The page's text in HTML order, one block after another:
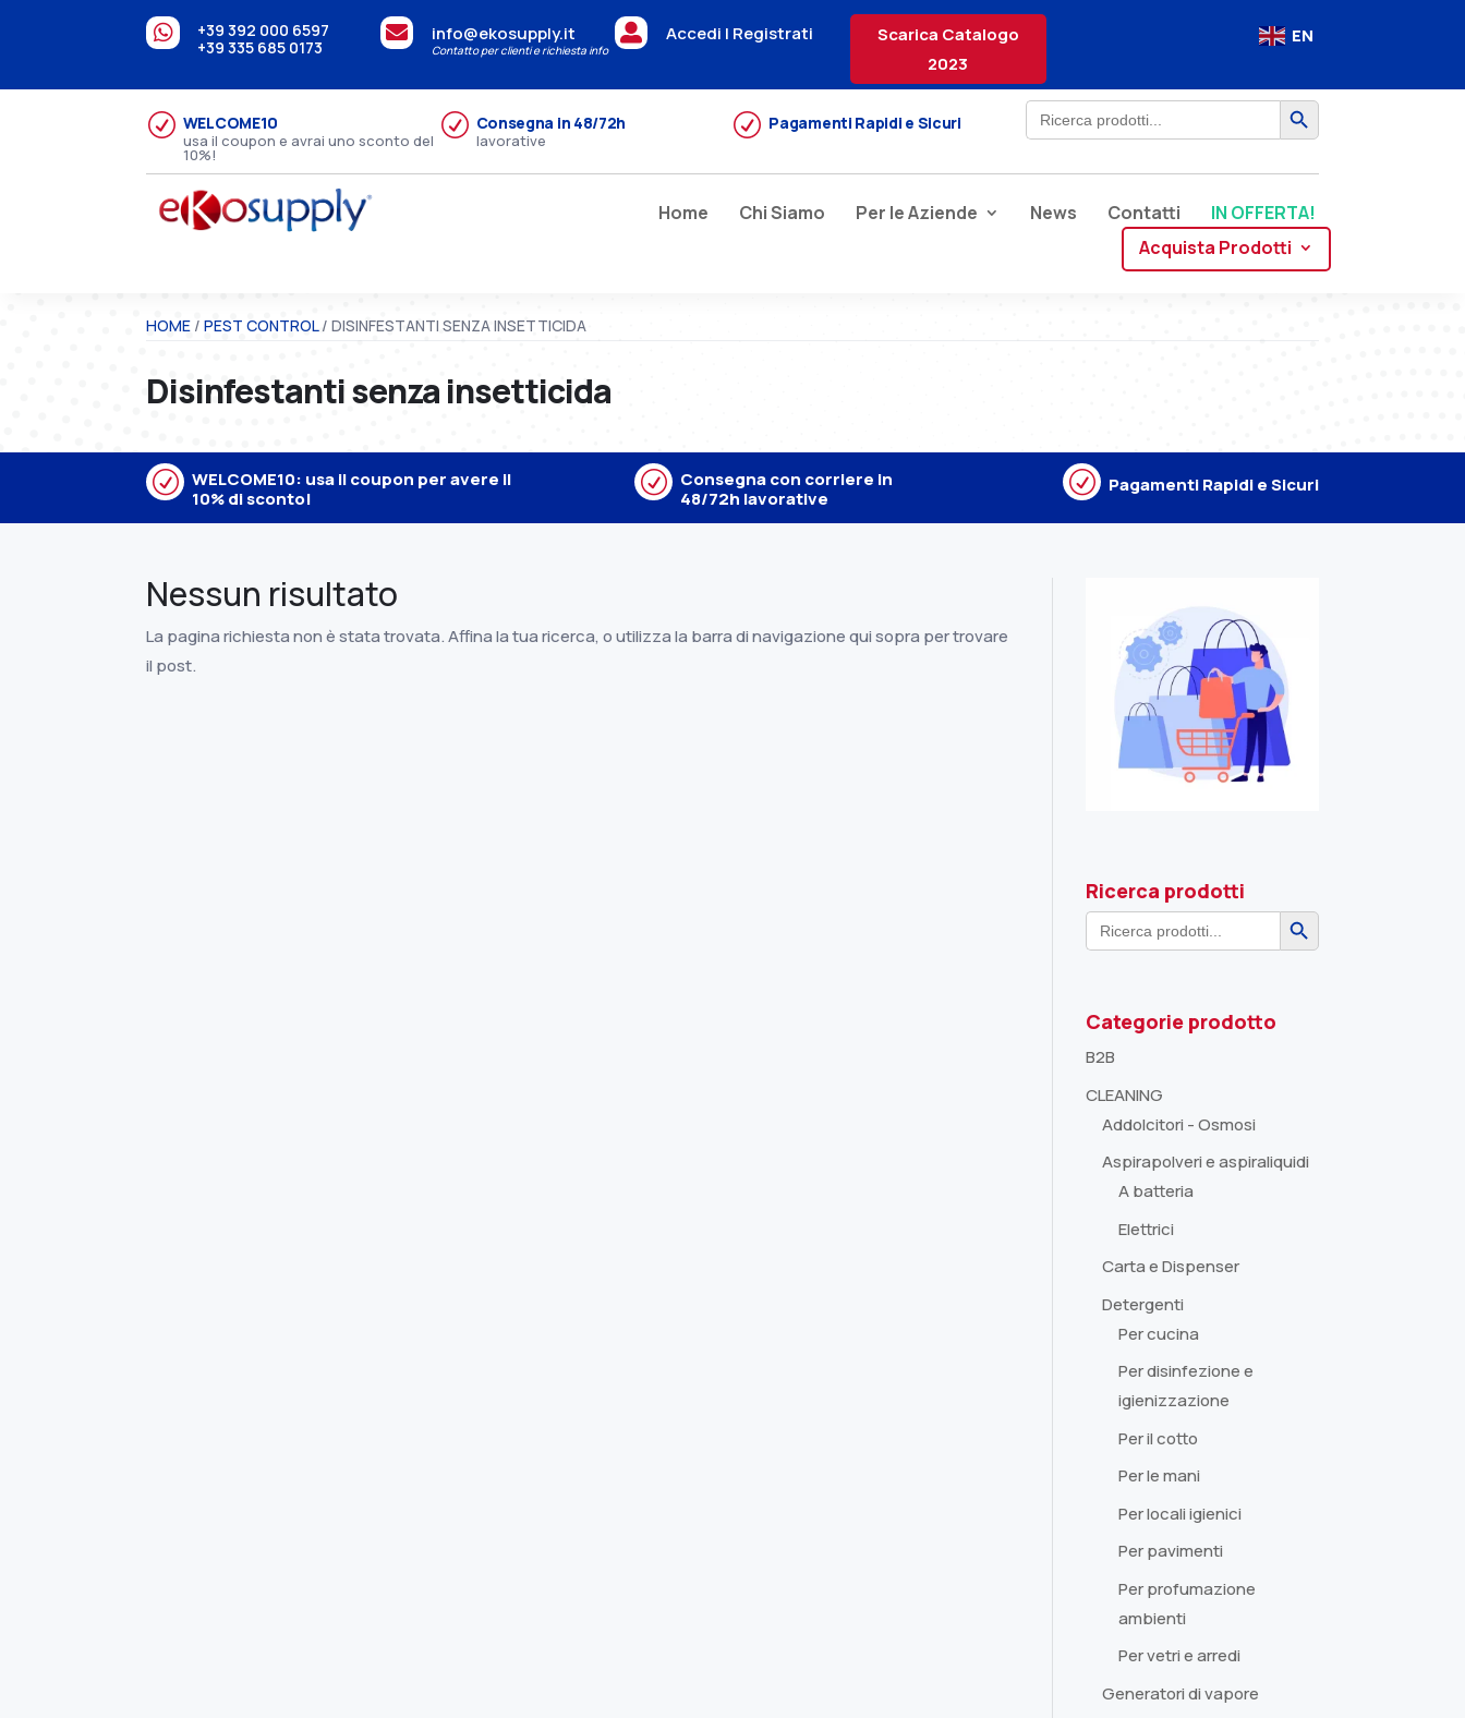

+39 392 000 6597
+39 335 685 0173
 info@ekosupply.it
Contatto per clienti e richiesta info
 Accedi | Registrati
Scarica Catalogo
2023
EN
R WELCOME10
usa il coupon e avrai uno sconto del
10%!
R Consegna in 48/72h
lavorative
R Pagamenti Rapidi e Sicuri
Search
for:
Search Button
Home Chi Siamo Per le Aziende News Contatti
IN OFFERTA!
Acquista Prodotti
HOME /PEST CONTROL/ DISINFESTANTI SENZA INSETTICIDA
Disinfestanti senza insetticida
R WELCOME10: usa il coupon per avere il
10% di sconto!
R
Consegna con corriere in
48/72h lavorative
R Pagamenti Rapidi e Sicuri
Nessun risultato
La pagina richiesta non è stata trovata. Affina la tua ricerca, o utilizza la barra di navigazione qui sopra per trovare
il post.
Ricerca prodotti
Search
for:
Search Button
Categorie prodotto
B2B
CLEANING
Addolcitori - Osmosi
Aspirapolveri e aspiraliquidi
A batteria
Elettrici
Carta e Dispenser
Detergenti
Per cucina
Per disinfezione e
igienizzazione
Per il cotto
Per le mani
Per locali igienici
Per pavimenti
Per profumazione
ambienti
Per vetri e arredi
Generatori di vapore